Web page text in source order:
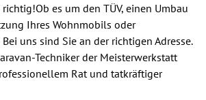
es um den TÜV, einen Umbau
Ihres Wohnmobils oder
uns sind Sie an der richtigen Adresse.
Techniker der Meisterwerkstatt
Rat und tatkräftiger